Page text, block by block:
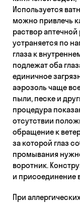
Используется
можно привлечь
раствор
устраняется по
глаза к
подлежат оба
единичное
аэрозоль чаще
пыли, песке и
процедура
отсутствии
обращение к
за которой глаз
промывания
воротник.
и присоединение
При